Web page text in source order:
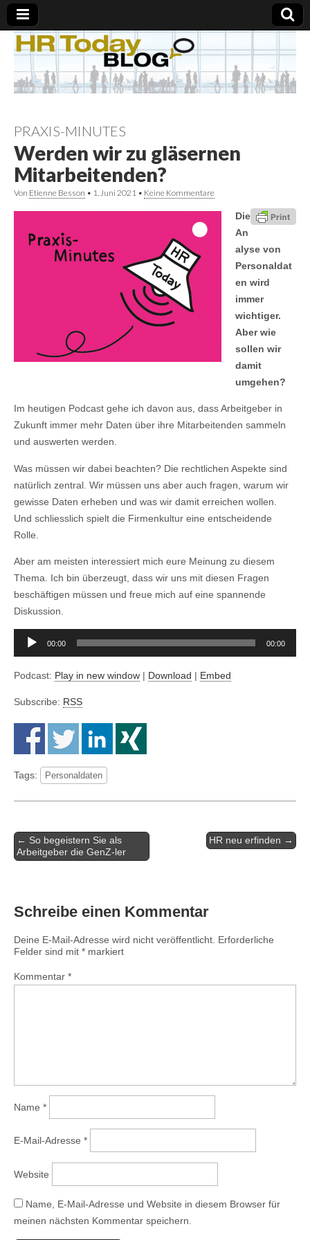
PRAXIS-MINUTES
Werden wir zu gläsernen
Mitarbeitenden?
Von Etienne Besson • 1. Juni 2021 • Keine Kommentare
Die
An
alyse von
Personaldat
en wird
immer
wichtiger.
Aber wie
sollen wir
damit
umgehen?
Im heutigen Podcast gehe ich davon aus, dass Arbeitgeber in
Zukunft immer mehr Daten über ihre Mitarbeitenden sammeln
und auswerten werden.
Was müssen wir dabei beachten? Die rechtlichen Aspekte sind
natürlich zentral. Wir müssen uns aber auch fragen, warum wir
gewisse Daten erheben und was wir damit erreichen wollen.
Und schliesslich spielt die Firmenkultur eine entscheidende
Rolle.
Aber am meisten interessiert mich eure Meinung zu diesem
Thema. Ich bin überzeugt, dass wir uns mit diesen Fragen
beschäftigen müssen und freue mich auf eine spannende
Diskussion.
Audio-
00:00 00:00
Podcast: Play in new window | Download | Embed
Subscribe: RSS
Tags: Personaldaten
Artikel-
Navigation
← So begeistern Sie als
Arbeitgeber die GenZ-ler
HR neu erfinden →
Schreibe einen Kommentar
Deine E-Mail-Adresse wird nicht veröffentlicht. Erforderliche
Felder sind mit * markiert
Kommentar *
Name *
E-Mail-Adresse *
Website
Name, E-Mail-Adresse und Website in diesem Browser für
meinen nächsten Kommentar speichern.